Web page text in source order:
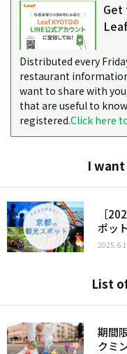
Get
Distributed every
restaurant
want to share with
that are useful to
registered.Click here
I
［
ポット
List
期間
クミ